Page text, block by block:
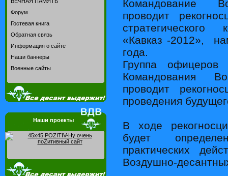
Форум
Гостевая книга
Обратная связь
Информация о сайте
Наши баннеры
Военные сайты
Наши проекты
Командование
проводит
стратегического
«Кавказ -2012»,
года.
Группа офицеров
Командования
проводит
проведения
В ходе
будет
практических
Воздушно-